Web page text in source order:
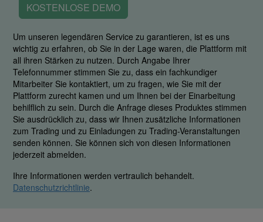
KOSTENLOSE DEMO
Um unseren legendären Service zu garantieren, ist es uns
wichtig zu erfahren, ob Sie in der Lage waren, die Plattform mit
all ihren Stärken zu nutzen. Durch Angabe Ihrer
Telefonnummer stimmen Sie zu, dass ein fachkundiger
Mitarbeiter Sie kontaktiert, um zu fragen, wie Sie mit der
Plattform zurecht kamen und um Ihnen bei der Einarbeitung
behilflich zu sein. Durch die Anfrage dieses Produktes stimmen
Sie ausdrücklich zu, dass wir Ihnen zusätzliche Informationen
zum Trading und zu Einladungen zu Trading-Veranstaltungen
senden können. Sie können sich von diesen Informationen
jederzeit abmelden.
Ihre Informationen werden vertraulich behandelt.
Datenschutzrichtlinie.